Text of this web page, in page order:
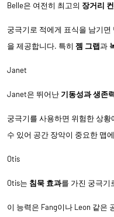
Belle은 여전히 최고의 장거리
궁극기로 적에게 표식을 남기
을 제공합니다. 특히 젬 그랩과
Janet
Janet은 뛰어난 기동성과 생존
궁극기를 사용하면 위험한 상
수 있어 공간 장악이 중요한 맵
Otis
Otis는 침묵 효과를 가진 궁극기
이 능력은 Fang이나 Leon 같은